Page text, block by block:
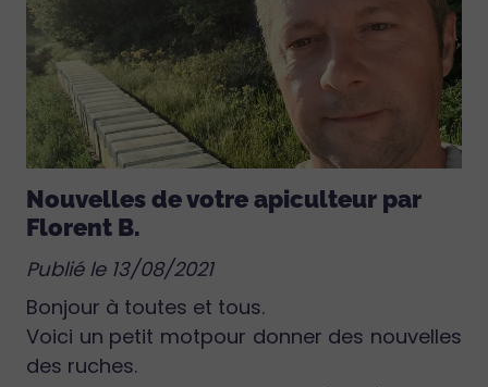
Nouvelles de votre apiculteur par
Florent B.
Publié le 13/08/2021
Bonjour à toutes et tous.
Voici un petit motpour donner des nouvelles
des ruches.